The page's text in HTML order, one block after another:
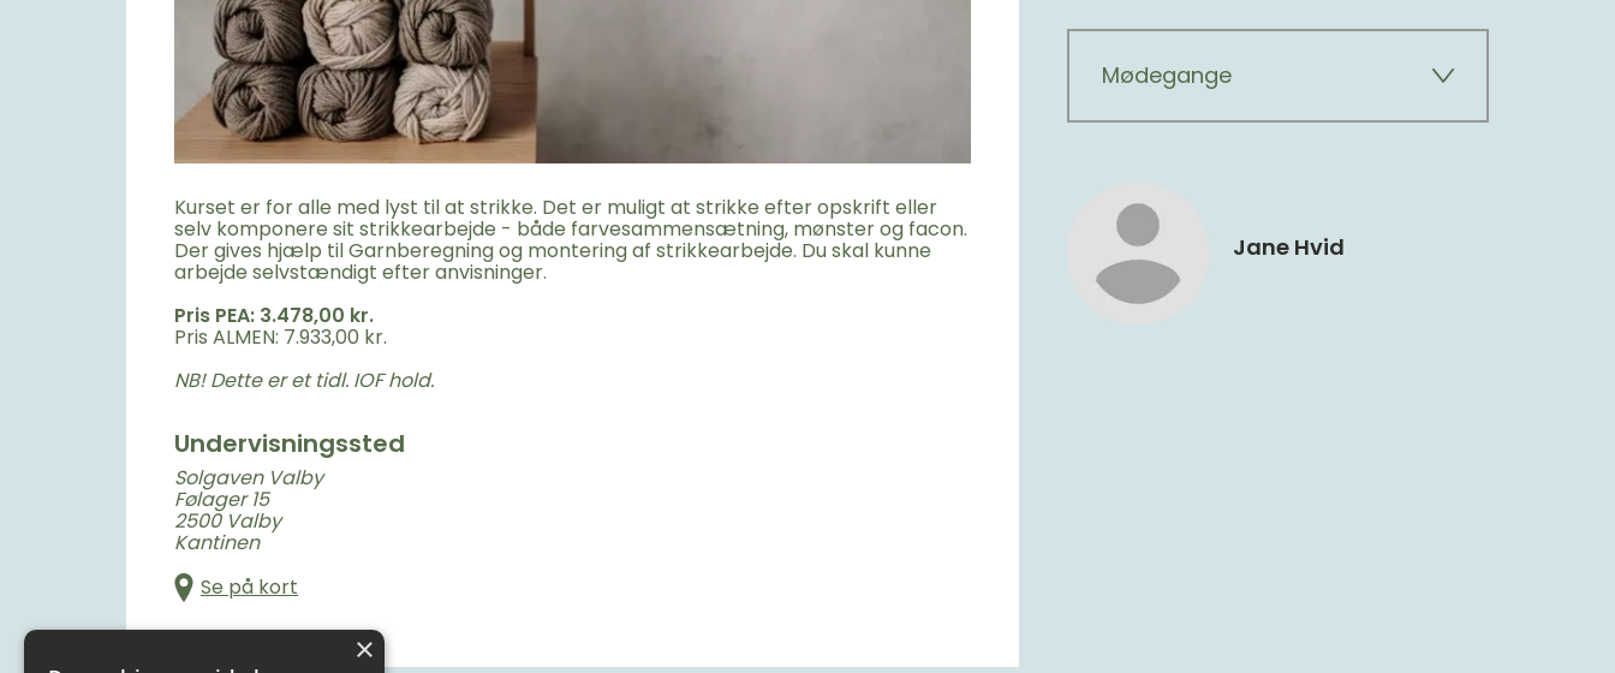
Kurset er for alle med lyst til at strikke. Det er muligt at strikke efter opskrift eller
selv komponere sit strikkearbejde - både farvesammensætning, mønster og facon.
Der gives hjælp til Garnberegning og montering af strikkearbejde. Du skal kunne
arbejde selvstændigt efter anvisninger.
Pris PEA: 3.478,00 kr.
Pris ALMEN: 7.933,00 kr.
NB! Dette er et tidl. IOF hold.
Undervisningssted
Solgaven Valby
Følager 15
2500 Valby
Kantinen
Se på kort
Mødegange
Jane Hvid
×